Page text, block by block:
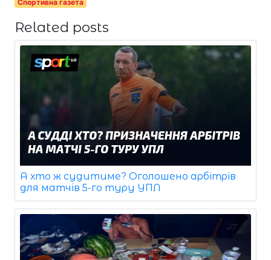
Спортивна газета
Related posts
А хто ж судитиме? Оголошено арбітрів
для матчів 5-го туру УПЛ